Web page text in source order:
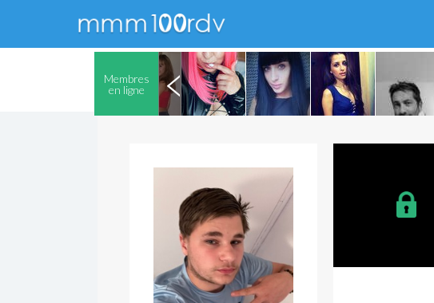
Membres
en ligne